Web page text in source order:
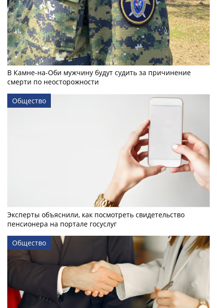
В Камне-на-Оби мужчину будут судить за причинение
смерти по неосторожности
Общество
Эксперты объяснили, как посмотреть свидетельство
пенсионера на портале госуслуг
Общество